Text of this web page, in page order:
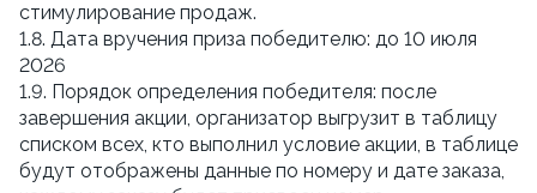
стимулирование продаж.
1.8. Дата вручения приза победителю: до 10 июля
2026
1.9. Порядок определения победителя: после
завершения акции, организатор выгрузит в таблицу
списком всех, кто выполнил условие акции, в таблице
будут отображены данные по номеру и дате заказа,